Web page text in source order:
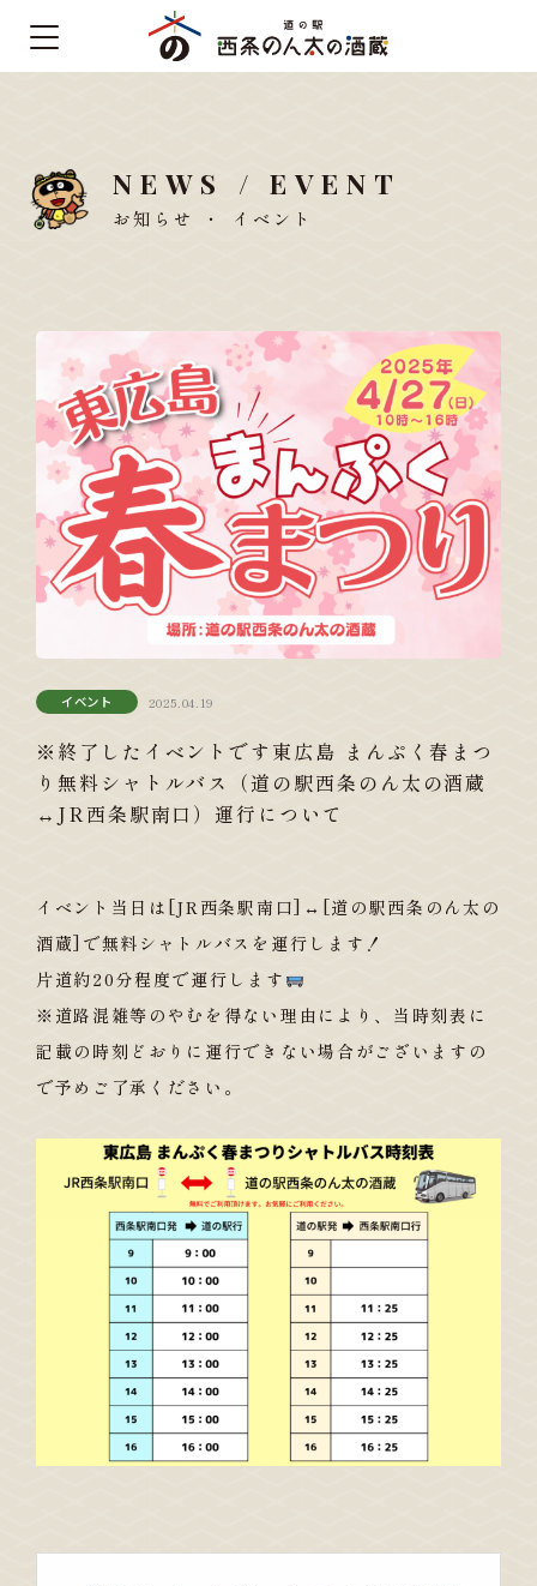
NEWS / EVENT
お知らせ ・ イベント
イベント 2025.04.19
※終了したイベントです東広島 まんぷく春まつ
り無料シャトルバス（道の駅西条のん太の酒蔵
↔JR西条駅南口）運行について
イベント当日は[JR西条駅南口]↔[道の駅西条のん太の
酒蔵]で無料シャトルバスを運行します！
片道約20分程度で運行します
※道路混雑等のやむを得ない理由により、当時刻表に
記載の時刻どおりに運行できない場合がございますの
で予めご了承ください。